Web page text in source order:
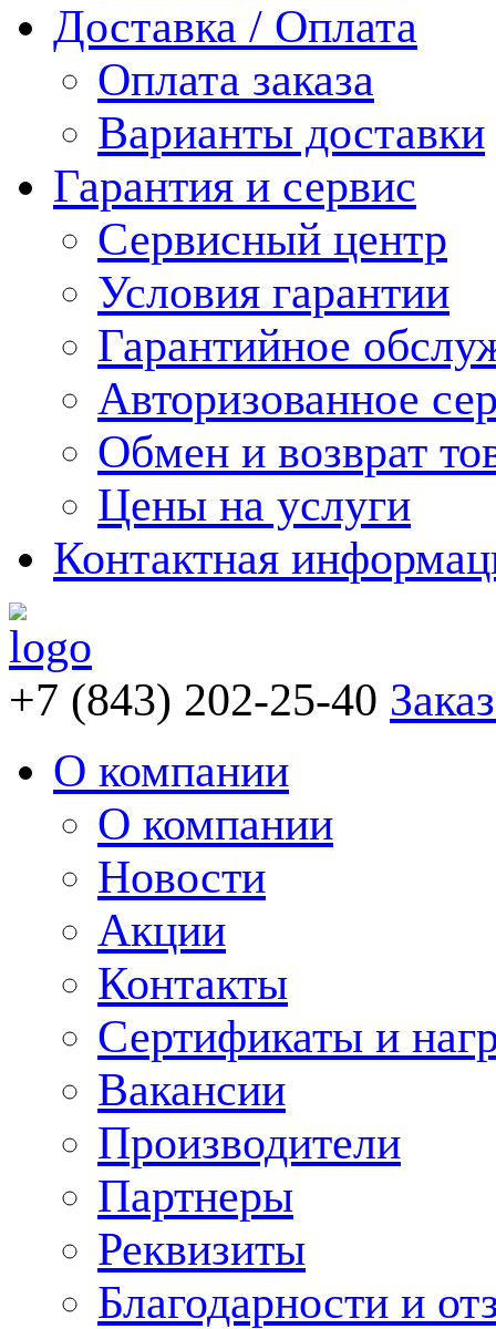
Доставка / Оплата
Оплата заказа
Варианты доставки
Гарантия и сервис
Сервисный центр
Условия гарантии
Гарантийное
Авторизованное
Обмен и возврат
Цены на услуги
Контактная
+7 (843) 202-25-40
О компании
О компании
Новости
Акции
Контакты
Сертификаты и
Вакансии
Производители
Партнеры
Реквизиты
Благодарности и